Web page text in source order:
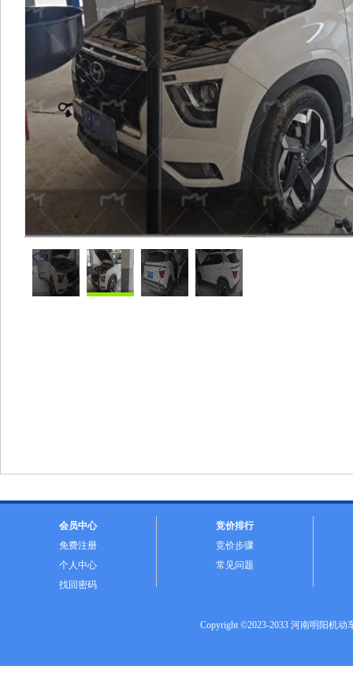
会员中心
免费注册
个人中心
找回密码
竞价排行
竞价步骤
常见问题
Copyright ©2023-2033 河南明阳机